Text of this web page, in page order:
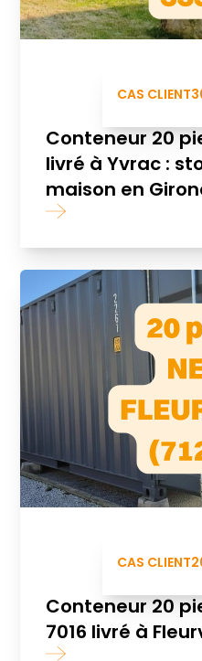
CAS CLIENT
Conteneur 20
livré à Yvrac :
maison en
CAS CLIENT
Conteneur 20
7016 livré à